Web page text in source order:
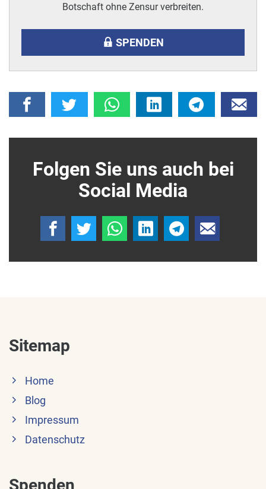
Botschaft ohne Zensur verbreiten.
SPENDEN
Folgen Sie uns auch bei
Social Media
Sitemap
Home
Blog
Impressum
Datenschutz